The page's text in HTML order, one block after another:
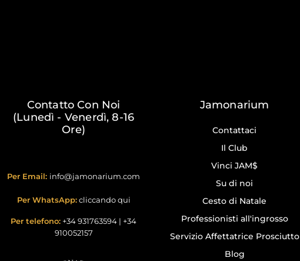
Contatto Con Noi
(Lunedì - Venerdì, 8-16
Ore)
Per Email: info@jamonarium.com
Per WhatsApp: cliccando qui
Per telefono: +34 931763594 | +34
910052157
Jamonarium
Contattaci
Il Club
Vinci JAM$
Su di noi
Cesto di Natale
Professionisti all'ingrosso
Servizio Affettatrice Prosciutto
Blog